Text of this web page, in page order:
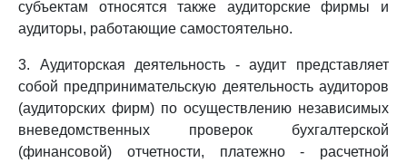
субъектам относятся также аудиторские фирмы и
аудиторы, работающие самостоятельно.
3. Аудиторская деятельность - аудит представляет
собой предпринимательскую деятельность аудиторов
(аудиторских фирм) по осуществлению независимых
вневедомственных проверок бухгалтерской
(финансовой) отчетности, платежно - расчетной